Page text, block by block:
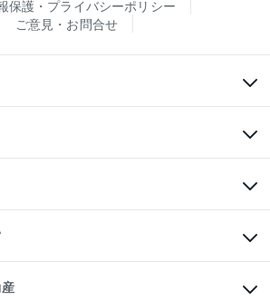
保護・プライバシーポリシー
ご意見・お問合せ
入
文